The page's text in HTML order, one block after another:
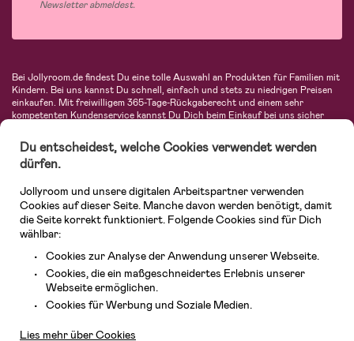
Newsletter abmeldest.
Bei Jollyroom.de findest Du eine tolle Auswahl an Produkten für Familien mit
Kindern. Bei uns kannst Du schnell, einfach und stets zu niedrigen Preisen
einkaufen. Mit freiwilligem 365-Tage-Rückgaberecht und einem sehr
kompetenten Kundenservice kannst Du Dich beim Einkauf bei uns sicher
Autositze, Kinder- und Babymode, Produkte für Mütter und eine Menge
fantastischer Einrichtungsgegenstände, Spielsachen, Babyprodukte und
vieles mehr. Wir haben Produkte von bekannten Herstellern wie Britax, Maxi-
Avent, Jack Wolfskin, Cybex, LEGO und vielen mehr. Schau Dich um in
unserer vielfältigen Online-Boutique für Kinder & Babys. Willkommen!
Du entscheidest, welche Cookies verwendet werden
dürfen.
Jollyroom und unsere digitalen Arbeitspartner verwenden
Cookies auf dieser Seite. Manche davon werden benötigt, damit
die Seite korrekt funktioniert. Folgende Cookies sind für Dich
wählbar:
Cookies zur Analyse der Anwendung unserer Webseite.
Cookies, die ein maßgeschneidertes Erlebnis unserer
Webseite ermöglichen.
Cookies für Werbung und Soziale Medien.
Lies mehr über Cookies